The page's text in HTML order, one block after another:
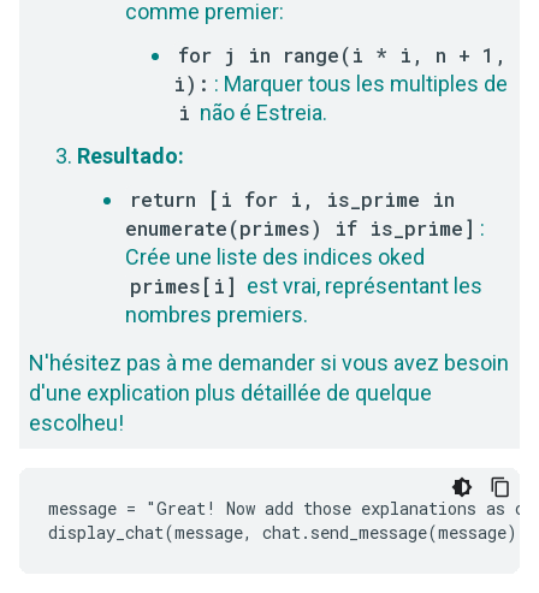
comme premier:
for j in range(i * i, n + 1,
i): : Marquer tous les multiples de
i não é Estreia.
Resultado:
return [i for i, is_prime in
enumerate(primes) if is_prime] :
Crée une liste des indices oked
primes[i] est vrai, représentant les
nombres premiers.
N'hésitez pas à me demander si vous avez besoin
d'une explication plus détaillée de quelque
escolheu!
message = "Great! Now add those explanations as